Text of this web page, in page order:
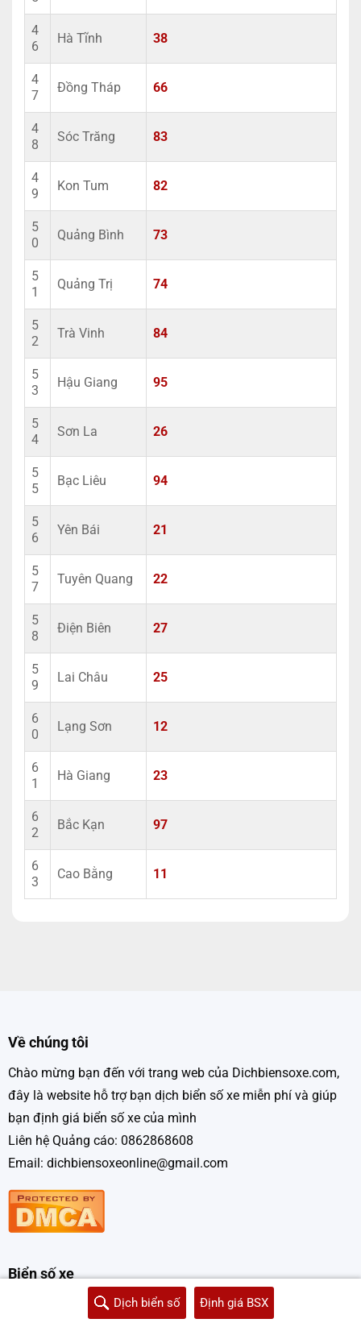
4
6
Hà Tĩnh 38
4
7
Đồng Tháp 66
4
8
Sóc Trăng 83
4
9
Kon Tum 82
5
0
Quảng Bình 73
5
1
Quảng Trị 74
5
2
Trà Vinh 84
5
3
Hậu Giang 95
5
4
Sơn La 26
5
5
Bạc Liêu 94
5
6
Yên Bái 21
5
7
Tuyên Quang 22
5
8
Điện Biên 27
5
9
Lai Châu 25
6
0
Lạng Sơn 12
6
1
Hà Giang 23
6
2
Bắc Kạn 97
6
3
Cao Bằng 11
Về chúng tôi
Chào mừng bạn đến với trang web của Dichbiensoxe.com,
đây là website hỗ trợ bạn dịch biển số xe miễn phí và giúp
bạn định giá biển số xe của mình
Liên hệ Quảng cáo: 0862868608
Email: dichbiensoxeonline@gmail.com
Biển số xe
Dịch biển số Định giá BSX